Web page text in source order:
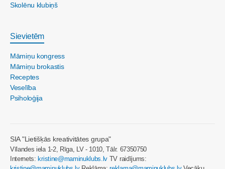
Skolēnu klubiņš
Sievietēm
Māmiņu kongress
Māmiņu brokastis
Receptes
Veselība
Psiholoģija
SIA "Lietišķās kreativitātes grupa"
Vīlandes iela 1-2, Rīga, LV - 1010, Tālr. 67350750
Internets:kristine@maminuklubs.lv TV raidījums: